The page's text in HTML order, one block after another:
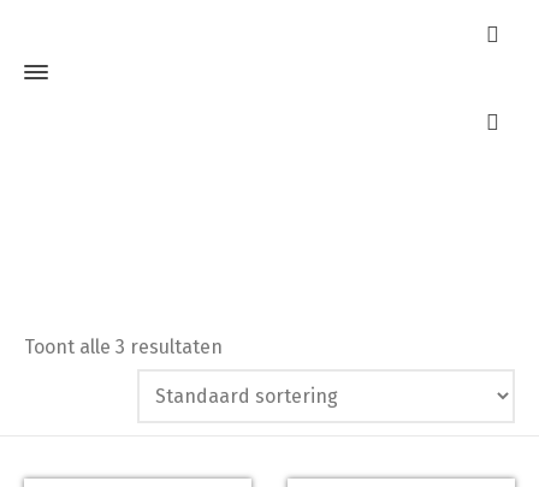
Toont alle 3 resultaten